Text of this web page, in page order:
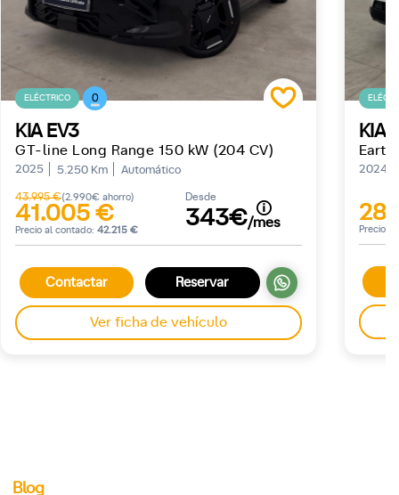
ELÉCTRICO 0
KIA EV3
GT-line Long Range 150 kW (204 CV)
2025 5.250 Km Automático
43.995 €(2.990€ ahorro)
41.005 €
Precio al contado: 42.215 €
Desde
343€/mes
Contactar Reservar
Ver ficha de vehículo
KIA
2024
Precio
Blog